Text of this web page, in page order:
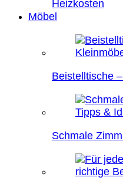
Heizkosten
Möbel
Beistelltische
Schmale